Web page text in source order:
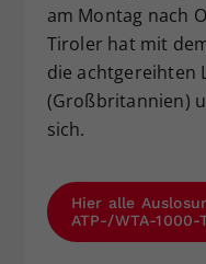
am Montag nach
Tiroler hat mit
die achtgereihten
(Großbritannien)
sich.
Hier alle
ATP-/WTA-